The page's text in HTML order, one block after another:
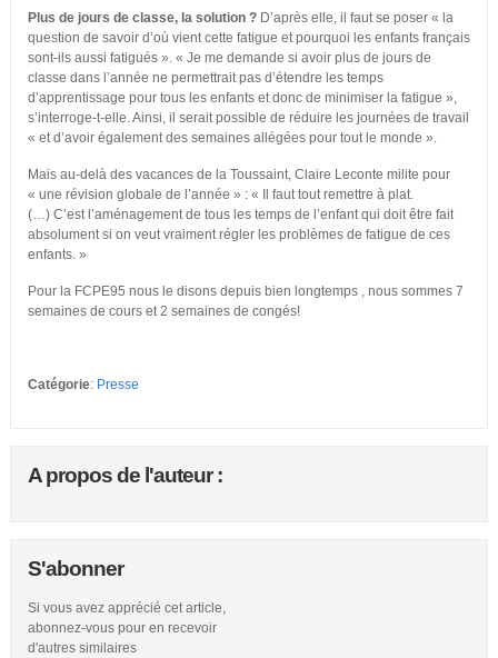
Plus de jours de classe, la solution ?D’après elle, il faut se poser « la
question de savoir d’où vient cette fatigue et pourquoi les enfants français
sont-ils aussi fatigués ». « Je me demande si avoir plus de jours de
classe dans l’année ne permettrait pas d’étendre les temps
d’apprentissage pour tous les enfants et donc de minimiser la fatigue »,
s’interroge-t-elle. Ainsi, il serait possible de réduire les journées de travail
« et d’avoir également des semaines allégées pour tout le monde ».
Mais au-delà des vacances de la Toussaint, Claire Leconte milite pour
« une révision globale de l’année » : « Il faut tout remettre à plat.
(…) C’est l’aménagement de tous les temps de l’enfant qui doit être fait
absolument si on veut vraiment régler les problèmes de fatigue de ces
enfants. »
Pour la FCPE95 nous le disons depuis bien longtemps , nous sommes 7
semaines de cours et 2 semaines de congés!
Catégorie: Presse
A propos de l'auteur :
S'abonner
Si vous avez apprécié cet article,
abonnez-vous pour en recevoir
d'autres similaires